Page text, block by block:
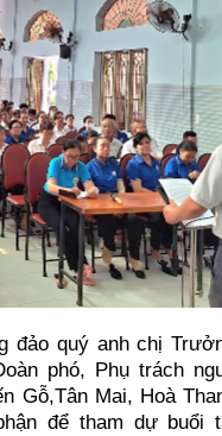
đảo quý anh chị
phó, Phụ trách
Gỗ,Tân Mai, Hoà
để tham dự buổi